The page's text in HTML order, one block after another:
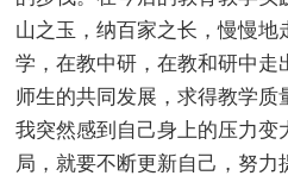
山之玉，纳百家之长，慢慢地
学，在教中研，在教和研中走
师生的共同发展，求得教学质
我突然感到自己身上的压力变
局，就要不断更新自己，努力